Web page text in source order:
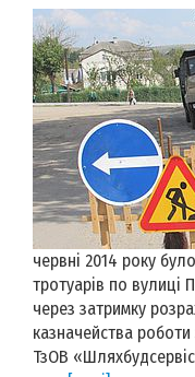
червні 2014 року
тротуарів по вулиці
через затримку
казначейства
ТзОВ